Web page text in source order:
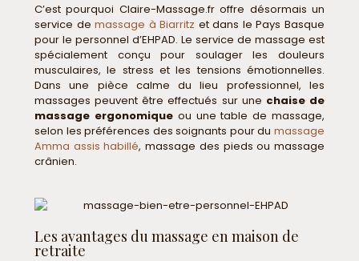
C’est pourquoi Claire-Massage.fr offre désormais un
service demassage à Biarritz et dans le Pays Basque
pour le personnel d’EHPAD. Le service de massage est
spécialement conçu pour soulager les douleurs
musculaires, le stress et les tensions émotionnelles.
Dans une pièce calme du lieu professionnel, les
massages peuvent être effectués sur une chaise de
massage ergonomiqueou une table de massage,
selon les préférences des soignants pour du massage
Amma assis habillé, massage des pieds ou massage
crânien.
Les avantages du massage en maison de
retraite